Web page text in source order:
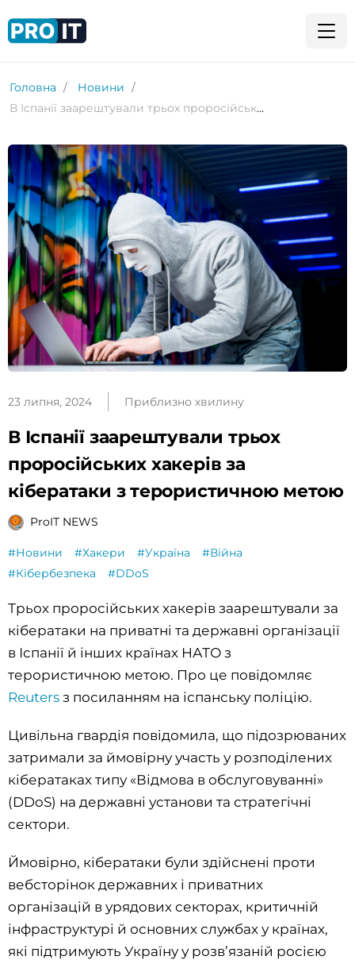
Головна
Новини
В Іспанії заарештували трьох проросійських хакерів за кібератаки з терористичною метою
23 липня, 2024 Приблизно хвилину
В Іспанії заарештували трьох
проросійських хакерів за
кібератаки з терористичною метою
ProIT NEWS
#Новини #Хакери #Україна
#Війна
#Кібербезпека
#DDoS
Трьох проросійських хакерів заарештували за
кібератаки на приватні та державні організації
в Іспанії й інших країнах НАТО з
терористичною метою. Про це повідомляє
Reuters з посиланням на іспанську поліцію.
Цивільна гвардія повідомила, що підозрюваних
затримали за ймовірну участь у розподілених
кібератаках типу «Відмова в обслуговуванні»
(DDoS) на державні установи та стратегічні
сектори.
Ймовірно, кібератаки були здійснені проти
вебсторінок державних і приватних
організацій в урядових секторах, критичній
інфраструктурі й основних службах у країнах,
які підтримують Україну у розв’язаній росією